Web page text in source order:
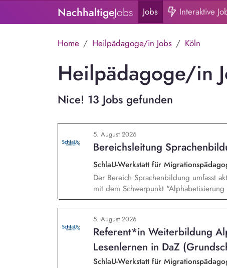
NachhaltigeJobs Jobs Interaktive
Home Heilpädagoge/in Jobs Köln
Heilpädagoge/in
Nice! 13 Jobs gefunden
5. August 2026
Bereichsleitung
SchlaU-Werkstatt für
Der Bereich Sprachenbildung umfasst
mit dem Schwerpunkt
weitere auf Unterrichtsmaterial
sprachensensibles und
Berufliche Bildung. Der Bereich
zielgruppengerechte und innovative
Fachkräfte mit daran angeschlossenen
5. August 2026
Referent*in Weiterbildung
Lesenlernen in DaZ
SchlaU-Werkstatt für